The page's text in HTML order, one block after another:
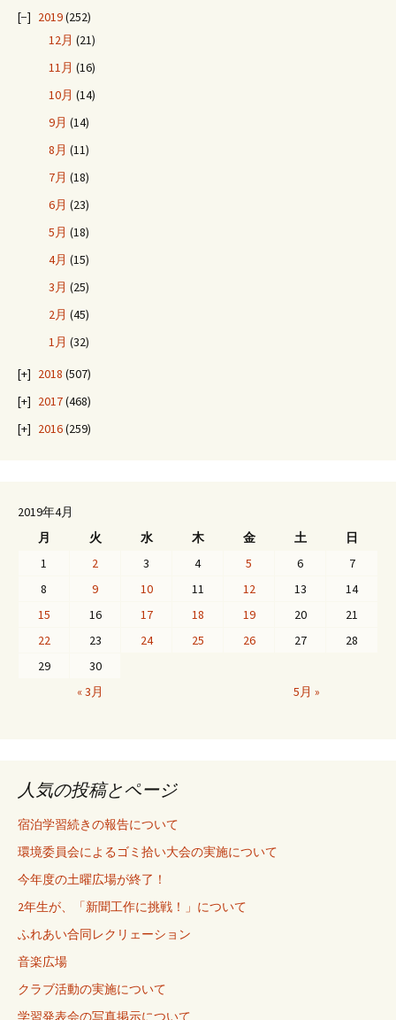
2019(252)
12月 (21)
11月 (16)
10月 (14)
9月 (14)
8月 (11)
7月 (18)
6月 (23)
5月 (18)
4月 (15)
3月 (25)
2月 (45)
1月 (32)
2018 (507)
2017(468)
2016(259)
2019年4月
月
火 水 木 金 土
日
1
2 3 4 5 6
7
8
9 10 11 12 13
14
15
16 17 18 19 20
21
22
23 24 25 26 27
28
29
30
« 3月
5月 »
人気の投稿とページ
宿泊学習続きの報告について
環境委員会によるゴミ拾い大会の実施について
今年度の土曜広場が終了！
2年生が、「新聞工作に挑戦！」について
ふれあい合同レクリェーション
音楽広場
クラブ活動の実施について
学習発表会の写真掲示について